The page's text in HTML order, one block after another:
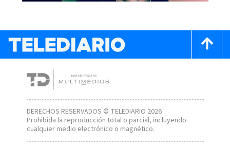
DERECHOS RESERVADOS © TELEDIARIO 2026
Prohibida la reproducción total o parcial, incluyendo
cualquier medio electrónico o magnético.